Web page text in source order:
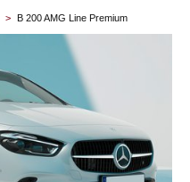
> B 200 AMG Line Premium